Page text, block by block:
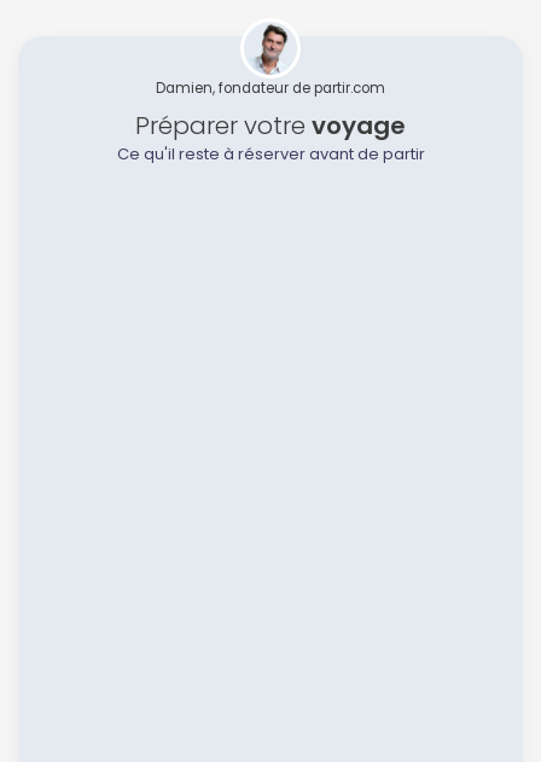
Damien, fondateur de partir.com
Préparer votre voyage
Ce qu'il reste à réserver avant de partir